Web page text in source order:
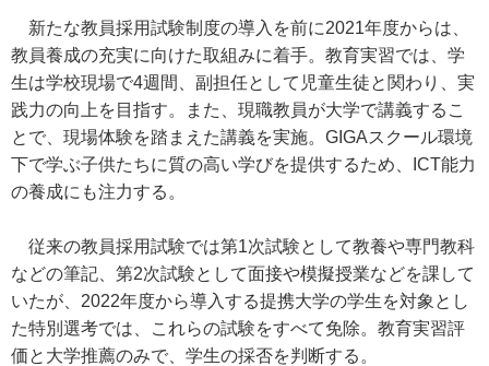
新たな教員採用試験制度の導入を前に2021年度からは、
教員養成の充実に向けた取組みに着手。教育実習では、学
生は学校現場で4週間、副担任として児童生徒と関わり、実
践力の向上を目指す。また、現職教員が大学で講義するこ
とで、現場体験を踏まえた講義を実施。GIGAスクール環境
下で学ぶ子供たちに質の高い学びを提供するため、ICT能力
の養成にも注力する。
従来の教員採用試験では第1次試験として教養や専門教科
などの筆記、第2次試験として面接や模擬授業などを課して
いたが、2022年度から導入する提携大学の学生を対象とし
た特別選考では、これらの試験をすべて免除。教育実習評
価と大学推薦のみで、学生の採否を判断する。